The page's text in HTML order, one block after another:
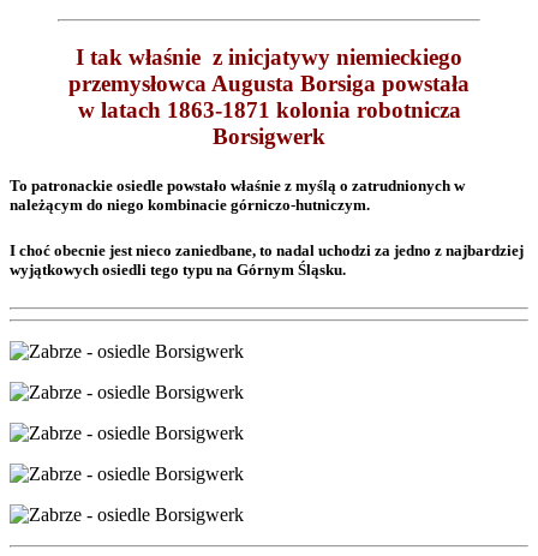
I tak właśnie z inicjatywy niemieckiego
przemysłowca Augusta Borsiga powstała
w latach 1863-1871 kolonia robotnicza
Borsigwerk
To patronackie osiedle powstało właśnie z myślą o zatrudnionych w
należącym do niego kombinacie górniczo-hutniczym.
I choć obecnie jest nieco zaniedbane, to nadal uchodzi za jedno z najbardziej
wyjątkowych osiedli tego typu na Górnym Śląsku.